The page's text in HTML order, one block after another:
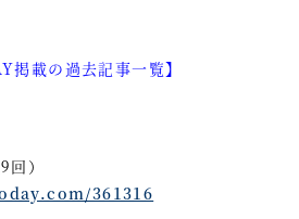
掲載の過去記事一覧】
）
361316